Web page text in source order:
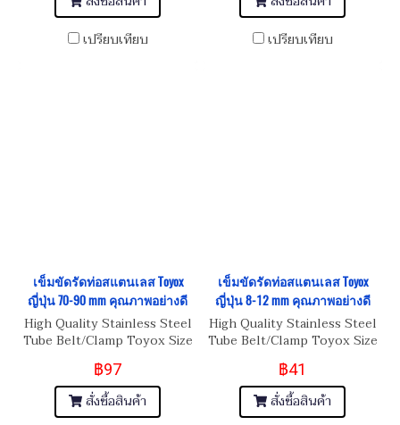
เปรียบเทียบ
เปรียบเทียบ
เข็มขัดรัดท่อสแตนเลส Toyox
ญี่ปุ่น 70-90 mm คุณภาพอย่างดี
High Quality Stainless Steel
Tube Belt/Clamp Toyox Size
70-90 mm
฿97
สั่งซื้อสินค้า
เข็มขัดรัดท่อสแตนเลส Toyox
ญี่ปุ่น 8-12 mm คุณภาพอย่างดี
High Quality Stainless Steel
Tube Belt/Clamp Toyox Size
8-12 mm
฿41
สั่งซื้อสินค้า